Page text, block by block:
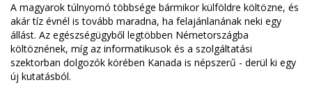
A magyarok túlnyomó többsége bármikor külföldre költözne, és
akár tíz évnél is tovább maradna, ha felajánlanának neki egy
állást. Az egészségügyből legtöbben Németországba
költöznének, míg az informatikusok és a szolgáltatási
szektorban dolgozók körében Kanada is népszerű - derül ki egy
új kutatásból.